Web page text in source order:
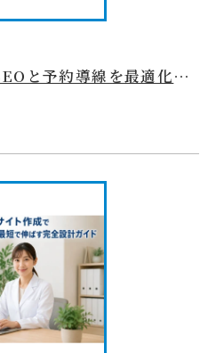
歯科医院hp制作で地域SEOと予約導線を最適化し集患アップにつなげる秘訣